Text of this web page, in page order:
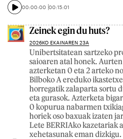
00:00:00 00:15:01
Zeinek egin du huts?
2026KO EKAINAREN 23A
Unibertsitatean sartzeko
saioaren atal honek.
azterketan 0 eta 2 arteko
Bilboko A ereduko
horregatik zalaparta sortu
eta gurasok. Azterketa
0 kopurua nabarmen
horiek oso baxuak izaten
Lete BERRIAko kazetariak
xehetasunak eman dizkigu.